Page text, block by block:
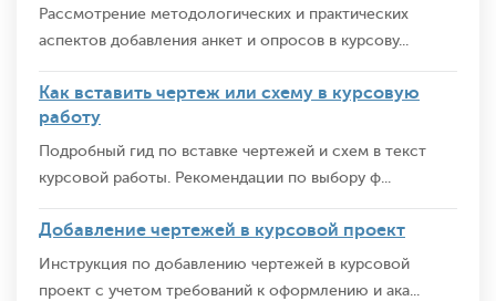
Рассмотрение методологических и практических
аспектов добавления анкет и опросов в курсову...
Как вставить чертеж или схему в курсовую
работу
Подробный гид по вставке чертежей и схем в текст
курсовой работы. Рекомендации по выбору ф...
Добавление чертежей в курсовой проект
Инструкция по добавлению чертежей в курсовой
проект с учетом требований к оформлению и ака...